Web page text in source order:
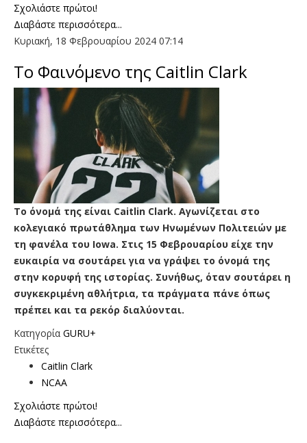
Σχολιάστε πρώτοι!
Διαβάστε περισσότερα...
Κυριακή, 18 Φεβρουαρίου 2024 07:14
Το Φαινόμενο της Caitlin Clark
Το όνομά της είναι Caitlin Clark. Αγωνίζεται στο
κολεγιακό πρωτάθλημα των Ηνωμένων Πολιτειών με
τη φανέλα του Iowa. Στις 15 Φεβρουαρίου είχε την
ευκαιρία να σουτάρει για να γράψει το όνομά της
στην κορυφή της ιστορίας. Συνήθως, όταν σουτάρει η
συγκεκριμένη αθλήτρια, τα πράγματα πάνε όπως
πρέπει και τα ρεκόρ διαλύονται.
Κατηγορία GURU+
Ετικέτες
Caitlin Clark
NCAA
Σχολιάστε πρώτοι!
Διαβάστε περισσότερα...